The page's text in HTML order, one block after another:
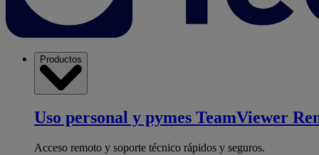
Productos
Uso personal y pymes TeamViewer
Acceso remoto y soporte técnico rápidos y seguros.